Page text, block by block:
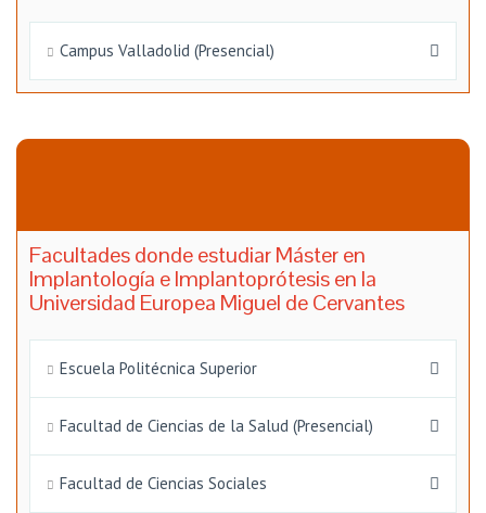
Campus Valladolid (Presencial)
Facultades donde estudiar Máster en
Implantología e Implantoprótesis en la
Universidad Europea Miguel de Cervantes
Escuela Politécnica Superior
Facultad de Ciencias de la Salud (Presencial)
Facultad de Ciencias Sociales